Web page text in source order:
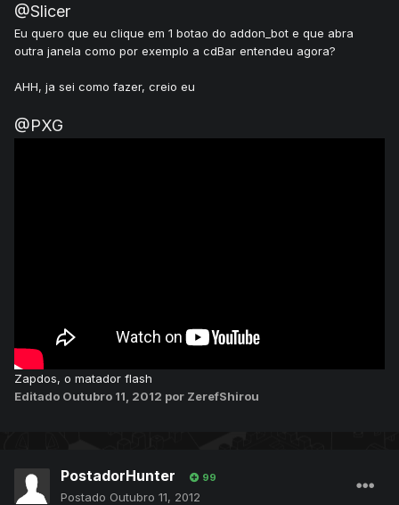
@Slicer
Eu quero que eu clique em 1 botao do addon_bot e que abra
outra janela como por exemplo a cdBar entendeu agora?
AHH, ja sei como fazer, creio eu
@PXG
Zapdos, o matador flash
Editado Outubro 11, 2012 por ZerefShirou
PostadorHunter 99
Postado Outubro 11, 2012